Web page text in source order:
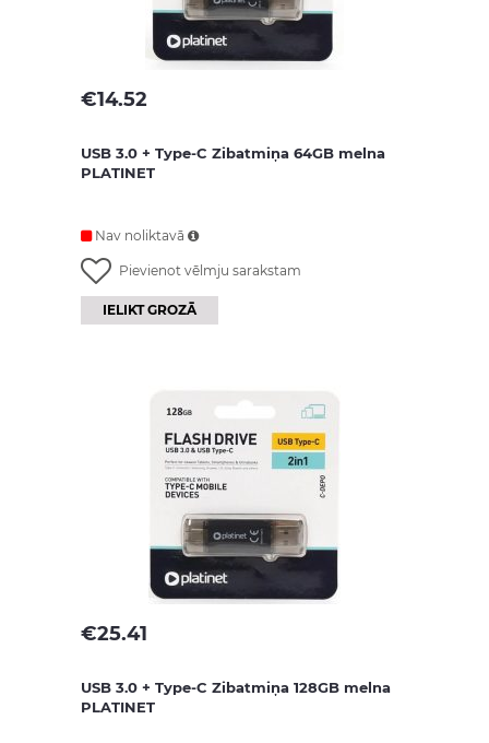
€14.52
USB 3.0 + Type-C Zibatmiņa 64GB melna
PLATINET
Nav noliktavā
Pievienot vēlmju sarakstam
IELIKT GROZĀ
€25.41
USB 3.0 + Type-C Zibatmiņa 128GB melna
PLATINET